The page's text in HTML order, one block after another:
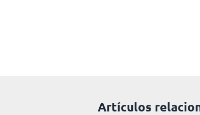
Artículos